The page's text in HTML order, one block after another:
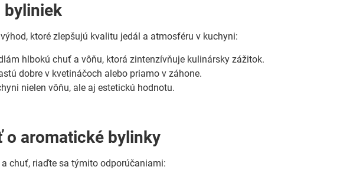
byliniek
ktoré zlepšujú kvalitu jedál a atmosféru v kuchyni:
hlbokú chuť a vôňu, ktorá zintenzívňuje kulinársky zážitok.
dobre v kvetináčoch alebo priamo v záhone.
nielen vôňu, ale aj estetickú hodnotu.
o aromatické bylinky
chuť, riaďte sa týmito odporúčaniami: